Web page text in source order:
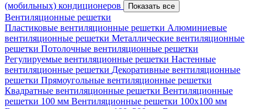
(мобильных) кондиционеров
Показать все
Вентиляционные решетки
Пластиковые вентиляционные решетки Алюминиевые
вентиляционные решетки Металлические вентиляционные
решетки Потолочные вентиляционные решетки
Регулируемые вентиляционные решетки Настенные
вентиляционные решетки Декоративные вентиляционные
решетки Прямоугольные вентиляционные решетки
Квадратные вентиляционные решетки Вентиляционные
решетки 100 мм Вентиляционные решетки 100х100 мм